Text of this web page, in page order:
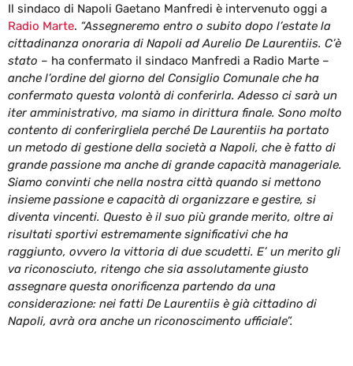
Il sindaco di Napoli Gaetano Manfredi è intervenuto oggi a
Radio Marte. “Assegneremo entro o subito dopo l’estate la
cittadinanza onoraria di Napoli ad Aurelio De Laurentiis. C’è
stato – ha confermato il sindaco Manfredi a Radio Marte –
anche l’ordine del giorno del Consiglio Comunale che ha
confermato questa volontà di conferirla. Adesso ci sarà un
iter amministrativo, ma siamo in dirittura finale. Sono molto
contento di conferirgliela perché De Laurentiis ha portato
un metodo di gestione della società a Napoli, che è fatto di
grande passione ma anche di grande capacità manageriale.
Siamo convinti che nella nostra città quando si mettono
insieme passione e capacità di organizzare e gestire, si
diventa vincenti. Questo è il suo più grande merito, oltre ai
risultati sportivi estremamente significativi che ha
raggiunto, ovvero la vittoria di due scudetti. E’ un merito gli
va riconosciuto, ritengo che sia assolutamente giusto
assegnare questa onorificenza partendo da una
considerazione: nei fatti De Laurentiis è già cittadino di
Napoli, avrà ora anche un riconoscimento ufficiale”.